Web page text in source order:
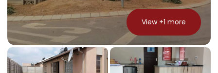
View +1 more